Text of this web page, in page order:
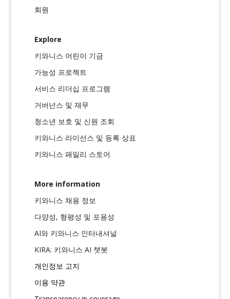
회원
Explore
키와니스 어린이 기금
가능성 프로젝트
서비스 리더십 프로그램
거버넌스 및 재무
청소년 보호 및 신원 조회
키와니스 라이선스 및 등록 상표
키와니스 패밀리 스토어
More information
키와니스 채용 정보
다양성, 형평성 및 포용성
AI와 키와니스 인터내셔널
KIRA: 키와니스 AI 챗봇
개인정보 고지
이용 약관